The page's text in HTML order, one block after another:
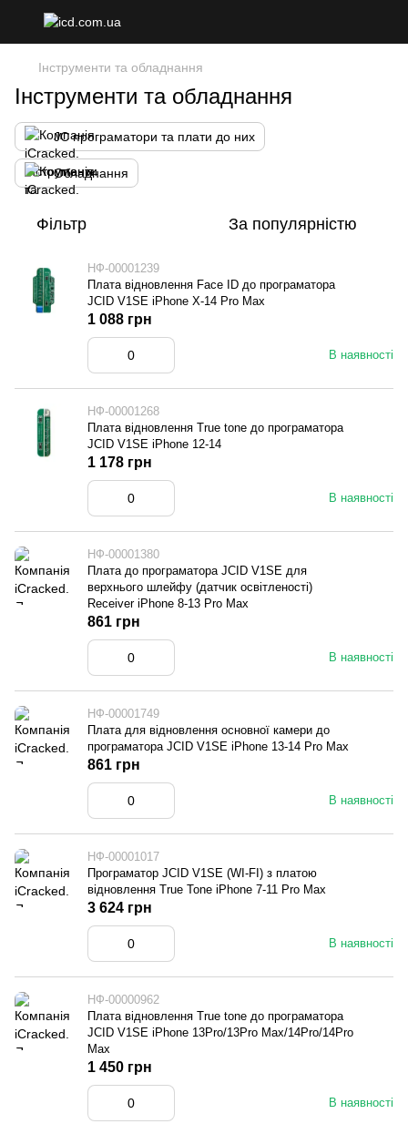
Інструменти та обладнання
Інструменти та обладнання
JC програматори та плати до них
Обладнання
Фільтр За популярністю
НФ-00001239
Плата відновлення Face ID до програматора
JCID V1SE iPhone X-14 Pro Max
В наявності
1 088 грн
НФ-00001268
Плата відновлення True tone до програматора
JCID V1SE iPhone 12-14
В наявності
1 178 грн
НФ-00001380
Плата до програматора JCID V1SE для
верхнього шлейфу (датчик освітленості)
Receiver iPhone 8-13 Pro Max
В наявності
861 грн
НФ-00001749
Плата для відновлення основної камери до
програматора JCID V1SE iPhone 13-14 Pro Max
В наявності
861 грн
НФ-00001017
Програматор JCID V1SE (WI-FI) з платою
відновлення True Tone iPhone 7-11 Pro Max
В наявності
3 624 грн
НФ-00000962
Плата відновлення True tone до програматора
JCID V1SE iPhone 13Pro/13Pro Max/14Pro/14Pro
Max
В наявності
1 450 грн